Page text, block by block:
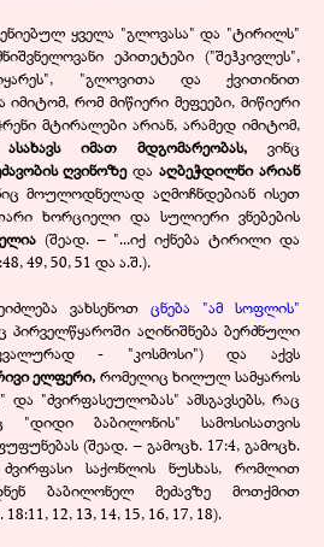
ყველა "გლოვასა" და "ტირილს"
ეპითეტები ("შეჰკივლეს",
"გლოვითა და ქვითინით
რომ მიწიერი მეფეები, მიწიერი
მტირალები არიან, არამედ იმიტომ,
ასახავს იმათ მდგომარეობას, ვინც
ღვინოზედააღბეჭდილნი არიან
მოულოდნელად აღმოჩნდებიან ისეთ
ხორციელი და სულიერი ვნებების
(შეად. – "...იქ იქნება ტირილი და
49, 50, 51 და ა.შ.).
ვახსენოთ ცნება "ამ სოფლის"
პირველწყაროში აღინიშნება ბერძნული
- "კოსმოსი") და აქვს
ელფერი, რომელიც ხილულ სამყაროს
და "ძვირფასეულობას" ამსგავსებს, რაც
"დიდი ბაბილონის" სამოსისათვის
(შეად. – გამოცხ. 17:4, გამოცხ.
საქონლის ნუსხას, რომლით
ბაბილონელ მეძავზე მოთქმით
12, 13, 14, 15, 16, 17, 18).